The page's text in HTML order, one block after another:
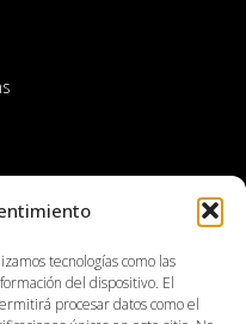
tecnologías como las
del dispositivo. El
procesar datos como el